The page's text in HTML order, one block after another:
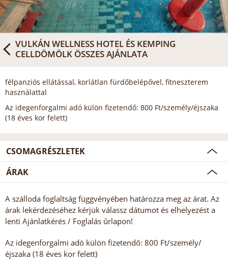
VULKÁN WELLNESS HOTEL ÉS KEMPING
CELLDÖMÖLK ÖSSZES AJÁNLATA
félpanziós ellátással, korlátlan fürdőbelépővel, fitneszterem
használattal
Az idegenforgalmi adó külön fizetendő: 800 Ft/személy/éjszaka
(18 éves kor felett)
CSOMAGRÉSZLETEK
ÁRAK
A szálloda foglaltság függvényében határozza meg az árat. Az
árak lekérdezéséhez kérjük válassz dátumot és elhelyezést a
lenti Ajánlatkérés / Foglalás űrlapon!
Az idegenforgalmi adó külön fizetendő: 800 Ft/személy/
éjszaka (18 éves kor felett)